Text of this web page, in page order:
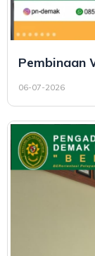
Pembinaan
06-07-2026